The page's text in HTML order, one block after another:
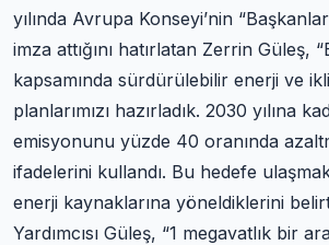
yılında Avrupa Konseyi’nin
imza attığını hatırlatan Zerrin Güleş,
kapsamında sürdürülebilir enerji ve
planlarımızı hazırladık. 2030 yılına
emisyonunu yüzde 40 oranında
ifadelerini kullandı. Bu hedefe
enerji kaynaklarına yöneldiklerini
Yardımcısı Güleş, “1 megavatlık bir